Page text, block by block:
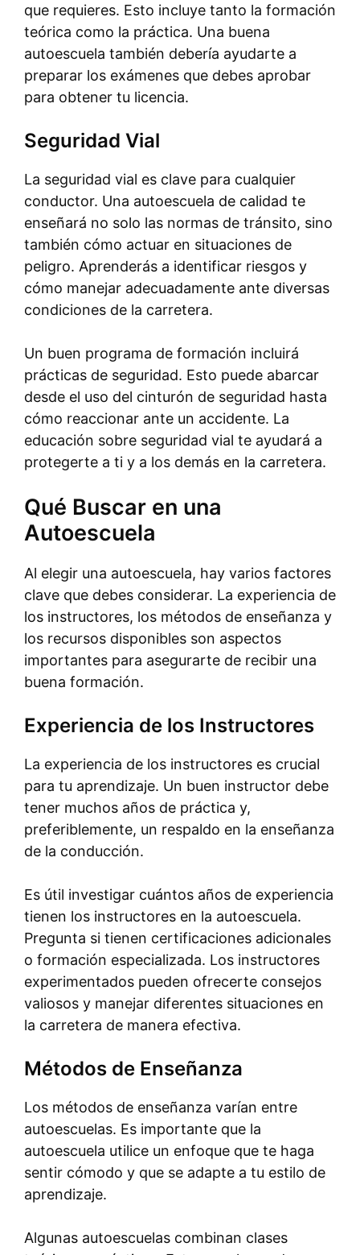
que requieres. Esto incluye tanto la formación
teórica como la práctica. Una buena
autoescuela también debería ayudarte a
preparar los exámenes que debes aprobar
para obtener tu licencia.
Seguridad Vial
La seguridad vial es clave para cualquier
conductor. Una autoescuela de calidad te
enseñará no solo las normas de tránsito, sino
también cómo actuar en situaciones de
peligro. Aprenderás a identificar riesgos y
cómo manejar adecuadamente ante diversas
condiciones de la carretera.
Un buen programa de formación incluirá
prácticas de seguridad. Esto puede abarcar
desde el uso del cinturón de seguridad hasta
cómo reaccionar ante un accidente. La
educación sobre seguridad vial te ayudará a
protegerte a ti y a los demás en la carretera.
Qué Buscar en una
Autoescuela
Al elegir una autoescuela, hay varios factores
clave que debes considerar. La experiencia de
los instructores, los métodos de enseñanza y
los recursos disponibles son aspectos
importantes para asegurarte de recibir una
buena formación.
Experiencia de los Instructores
La experiencia de los instructores es crucial
para tu aprendizaje. Un buen instructor debe
tener muchos años de práctica y,
preferiblemente, un respaldo en la enseñanza
de la conducción.
Es útil investigar cuántos años de experiencia
tienen los instructores en la autoescuela.
Pregunta si tienen certificaciones adicionales
o formación especializada. Los instructores
experimentados pueden ofrecerte consejos
valiosos y manejar diferentes situaciones en
la carretera de manera efectiva.
Métodos de Enseñanza
Los métodos de enseñanza varían entre
autoescuelas. Es importante que la
autoescuela utilice un enfoque que te haga
sentir cómodo y que se adapte a tu estilo de
aprendizaje.
Algunas autoescuelas combinan clases